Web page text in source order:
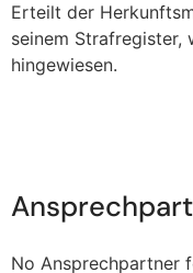
Erteilt der
seinem Strafregister,
hingewiesen.
No Ansprechpartner